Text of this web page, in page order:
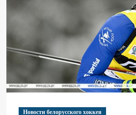
Новости белорусского хоккея